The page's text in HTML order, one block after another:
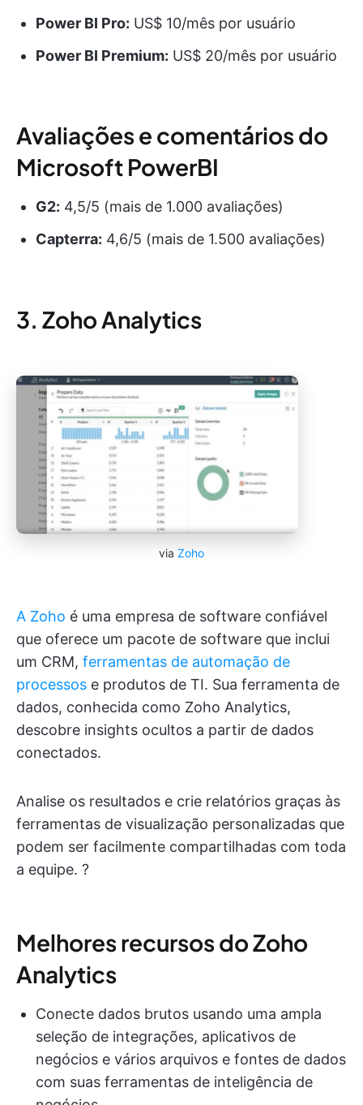
Power BI Pro: US$ 10/mês por usuário
Power BI Premium: US$ 20/mês por usuário
Avaliações e comentários do
Microsoft PowerBI
G2: 4,5/5 (mais de 1.000 avaliações)
Capterra: 4,6/5 (mais de 1.500 avaliações)
3. Zoho Analytics
via Zoho
A Zoho é uma empresa de software confiável
que oferece um pacote de software que inclui
um CRM, ferramentas de automação de
processos e produtos de TI. Sua ferramenta de
dados, conhecida como Zoho Analytics,
descobre insights ocultos a partir de dados
conectados.
Analise os resultados e crie relatórios graças às
ferramentas de visualização personalizadas que
podem ser facilmente compartilhadas com toda
a equipe. ?
Melhores recursos do Zoho
Analytics
Conecte dados brutos usando uma ampla
seleção de integrações, aplicativos de
negócios e vários arquivos e fontes de dados
com suas ferramentas de inteligência de